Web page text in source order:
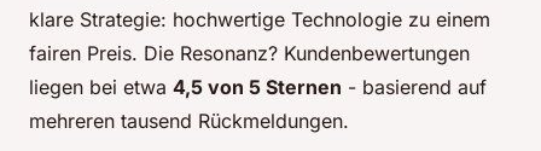
klare Strategie: hochwertige Technologie zu einem
fairen Preis. Die Resonanz? Kundenbewertungen
liegen bei etwa 4,5 von 5 Sternen - basierend auf
mehreren tausend Rückmeldungen.